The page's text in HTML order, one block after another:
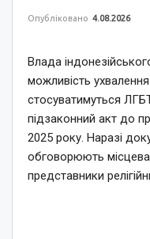
Опубліковано 4.08.2026
Влада
можливість
стосуватимуться
підзаконний акт до
2025 року. Наразі
обговорюють місцева
представники